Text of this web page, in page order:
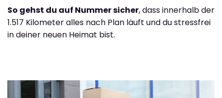
So gehst du auf Nummer sicher, dass innerhalb der
1.517 Kilometer alles nach Plan läuft und du stressfrei
in deiner neuen Heimat bist.